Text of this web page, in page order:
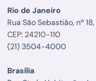
Rio de Janeiro
Rua São Sebastião, nº 18,
CEP: 24210-110
(21) 3504-4000
Brasília